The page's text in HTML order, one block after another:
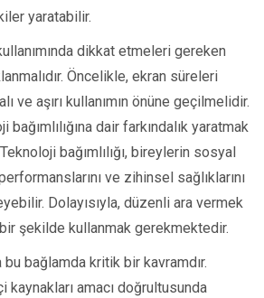
yaratabilir.
dikkat etmeleri gereken
Öncelikle, ekran süreleri
ve aşırı kullanımın önüne geçilmelidir.
bağımlılığına dair farkındalık yaratmak
bağımlılığı, bireylerin sosyal
ve zihinsel sağlıklarını
Dolayısıyla, düzenli ara vermek
şekilde kullanmak gerekmektedir.
bu bağlamda kritik bir kavramdır.
kaynakları amacı doğrultusunda